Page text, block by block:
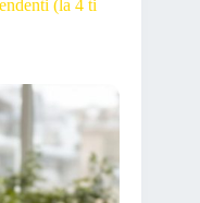
(la 4 ti